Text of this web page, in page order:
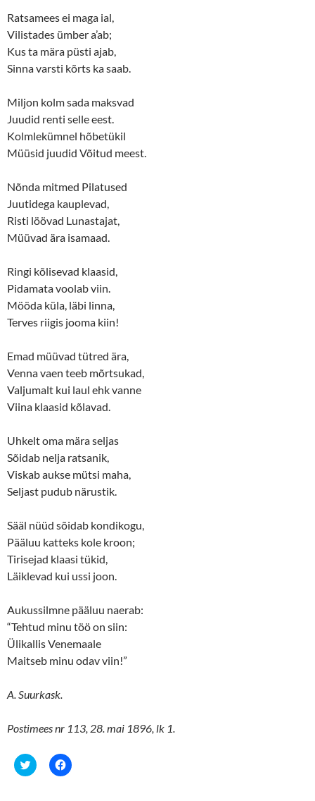
Ratsamees ei maga ial,
Vilistades ümber a’ab;
Kus ta mära püsti ajab,
Sinna varsti kõrts ka saab.
Miljon kolm sada maksvad
Juudid renti selle eest.
Kolmlekümnel hõbetükil
Müüsid juudid Võitud meest.
Nõnda mitmed Pilatused
Juutidega kauplevad,
Risti löövad Lunastajat,
Müüvad ära isamaad.
Ringi kõlisevad klaasid,
Pidamata voolab viin.
Mööda küla, läbi linna,
Terves riigis jooma kiin!
Emad müüvad tütred ära,
Venna vaen teeb mõrtsukad,
Valjumalt kui laul ehk vanne
Viina klaasid kõlavad.
Uhkelt oma mära seljas
Sõidab nelja ratsanik,
Viskab aukse mütsi maha,
Seljast pudub närustik.
Sääl nüüd sõidab kondikogu,
Pääluu katteks kole kroon;
Tirisejad klaasi tükid,
Läiklevad kui ussi joon.
Aukussilmne pääluu naerab:
“Tehtud minu töö on siin:
Ülikallis Venemaale
Maitseb minu odav viin!”
A. Suurkask.
Postimees nr 113, 28. mai 1896, lk 1.
C
l
C
l